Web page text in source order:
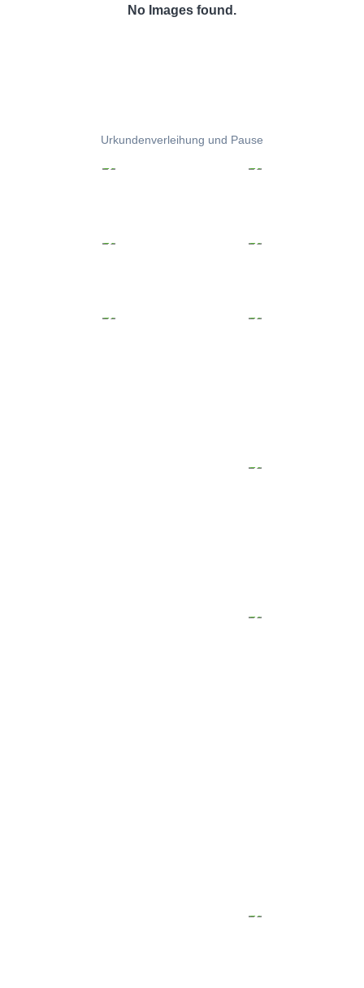
No Images found.
Urkundenverleihung und Pause